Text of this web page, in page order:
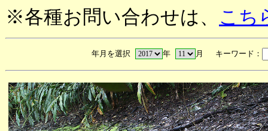
※各種お問い合わせは、 こち
年月を選択 年 月 キーワード：